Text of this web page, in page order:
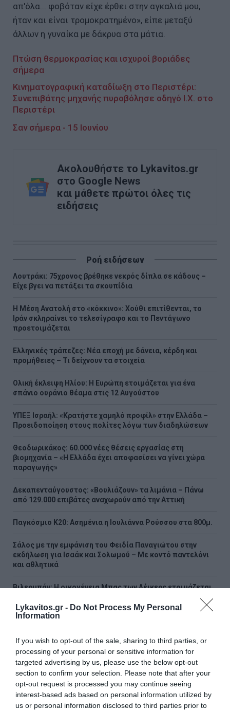
Lykavitos.gr - Do Not Process My Personal
Information
If you wish to opt-out of the sale, sharing to third parties, or
processing of your personal or sensitive information for
targeted advertising by us, please use the below opt-out
section to confirm your selection. Please note that after your
opt-out request is processed you may continue seeing
interest-based ads based on personal information utilized by
us or personal information disclosed to third parties prior to
απ'όλα... φοβόταν είχε έρθει στην αγκαλιά μου,
ήταν και είναι τρομοκρατημένο», είπε μεταξύ
άλλων η γυναίκα με δάκρυα στα μάτια.
Πτώση θερμοκρασίας και ισχυροί βοριάδες
σήμερα
Κινηματογραφική καταδίωξη στο Περιστέρι:
Συνεπιβάτης μηχανής πυροβόλησε οδηγό Ι.Χ. στο
Περιστέρι
Σαν σήμερα - 15 Ιουνίου
Ακολουθήστε το Lykavitos.gr
στο Google News
και μάθετε πρώτοι όλες τις
ειδήσεις
Ροή ειδήσεων
Λουτράκι: 75χρονος βρέθηκε νεκρός δίπλα σε κάδους –
Είχε βγει να πετάξει τα σκουπίδια
Η Μέση Ανατολή στο «κόκκινο»: Χούθι επιτίθενται, το
Ιράν σκληραίνει το τελεσίγραφο και το Πεντάγωνο
προετοιμάζεται
Ελληνικές τράπεζες: Νέα εποχή με δάνεια, κέρδη και
προμήθειες – Τι δείχνουν τα στοιχεία
Ολική έκλειψη Ηλίου: Η Ευρώπη ετοιμάζεται για ένα
σπάνιο ουράνιο θέαμα στις 12 Αυγούστου
ΥΠΕΞ Ισραήλ: «Κρατήστε χαμηλό προφίλ» στην Ελλάδα –
Προειδοποίηση στους πολίτες λόγω των διαδηλώσεων
Θεοδωρικάκος: 60.000 νέες θέσεις εργασίας στη
βιομηχανία – «Η Ελλάδα έχει αποφασίσει να γίνει χώρα
παραγωγής»
Δεκαπενταύγουστος: «Βουλιάζουν» τα λιμάνια – Πάνω
από 129.000 επιβάτες αναχωρούν από την Αττική
Παγκόσμιο Κ20: Ασημένια η Ιουλιάννα Ρούσσου στα 800μ.
Σάλος με την εμφάνιση του Φειδία Παναγιώτου στην
εκδήλωση για Ισαάκ και Σολωμού – Με κοντό παντελόνι
και αθλητικά
Βιλερμπάν: Η οικογένεια Μπας των Λέικερς ετοιμάζεται
διαβάστε ακόμη